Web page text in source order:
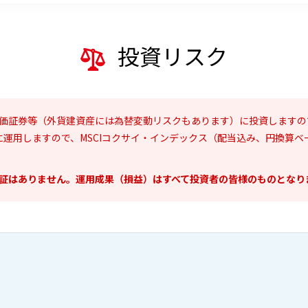
投資リスク
券等（外貨建資産には為替変動リスクもあります）に投資します
用しますので、MSCIコクサイ・インデックス（配当込み、円換算
ありません。運用成果（損益）はすべて投資者の皆様のものとな